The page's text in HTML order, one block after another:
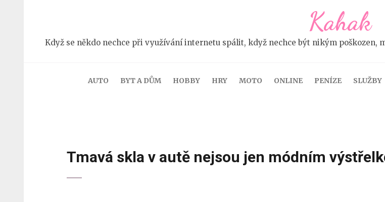
(stiskněte
Kahak
Když se někdo nechce při využívání internetu spálit, když nechce být nikým poškozen,
AUTO BYT A DŮM HOBBY HRY MOTO ONLINE PENÍZE SLUŽBY
Tmavá skla v autě nejsou jen módním